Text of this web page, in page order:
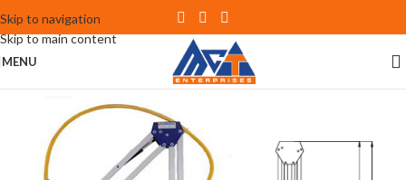
Skip to navigation
Skip to main content
MENU